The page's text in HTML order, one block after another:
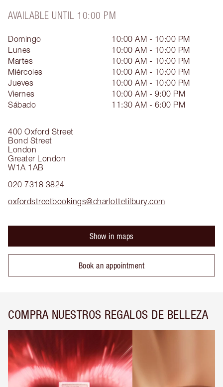
AVAILABLE UNTIL 10:00 PM
400 Oxford Street
Bond Street
London
Greater London
W1A 1AB
020 7318 3824
oxfordstreetbookings@charlottetilbury.com
Domingo
10:00 AM - 10:00 PM
Lunes
10:00 AM - 10:00 PM
Martes
10:00 AM - 10:00 PM
Miércoles
10:00 AM - 10:00 PM
Jueves
10:00 AM - 10:00 PM
Viernes
10:00 AM - 9:00 PM
Sábado
11:30 AM - 6:00 PM
Show in maps
Book an appointment
COMPRA NUESTROS REGALOS DE BELLEZA